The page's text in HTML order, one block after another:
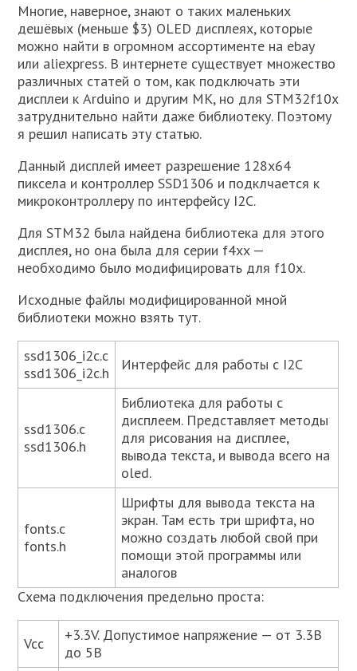
Многие, наверное, знают о таких маленьких
дешёвых (меньше $3) OLED дисплеях, которые
можно найти в огромном ассортименте на ebay
или aliexpress. В интернете существует множество
различных статей о том, как подключать эти
дисплеи к Arduino и другим МК, но для STM32f10x
затруднительно найти даже библиотеку. Поэтому
я решил написать эту статью.
Данный дисплей имеет разрешение 128х64
пиксела и контроллер SSD1306 и подклчается к
микроконтроллеру по интерфейсу I2C.
Для STM32 была найдена библиотека для этого
дисплея, но она была для серии f4xx —
необходимо было модифицировать для f10x.
Исходные файлы модифицированной мной
библиотеки можно взять тут.
ssd1306_i2c.c
ssd1306_i2c.h
Интерфейс для работы с I2C
ssd1306.c
ssd1306.h
Библиотека для работы с
дисплеем. Представляет методы
для рисования на дисплее,
вывода текста, и вывода всего на
oled.
fonts.c
fonts.h
Шрифты для вывода текста на
экран. Там есть три шрифта, но
можно создать любой свой при
помощи этой программы или
аналогов
Схема подключения предельно проста:
Vcc
+3.3V. Допустимое напряжение — от 3.3В
до 5В